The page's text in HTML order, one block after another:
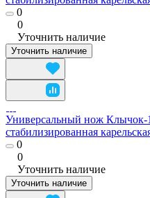
0
0
Уточнить наличие
Уточнить наличие
Универсальный нож Клычок-
стабилизированная
0
0
Уточнить наличие
Уточнить наличие